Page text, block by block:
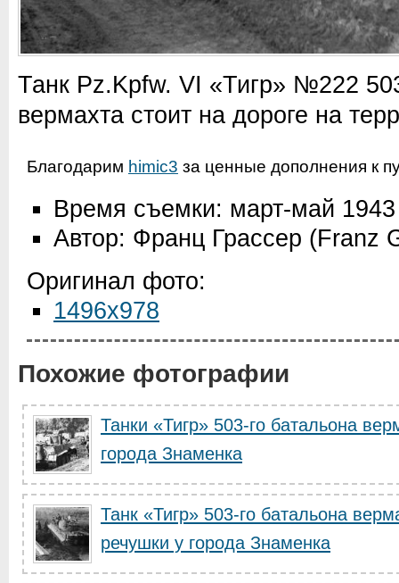
Танк Pz.Kpfw. VI «Тигр» №222
вермахта стоит на дороге на
Благодарим himic3 за ценные дополнения к
Время съемки: март-май 1943
Автор: Франц Грассер (Franz
Оригинал фото:
1496x978
Похожие фотографии
Танки «Тигр» 503-го батальона
города Знаменка
Танк «Тигр» 503-го батальона
речушки у города Знаменка